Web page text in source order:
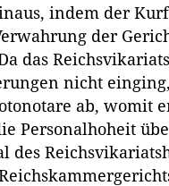
indem der
der
das
nicht
ab, womit
Personalhoheit
des